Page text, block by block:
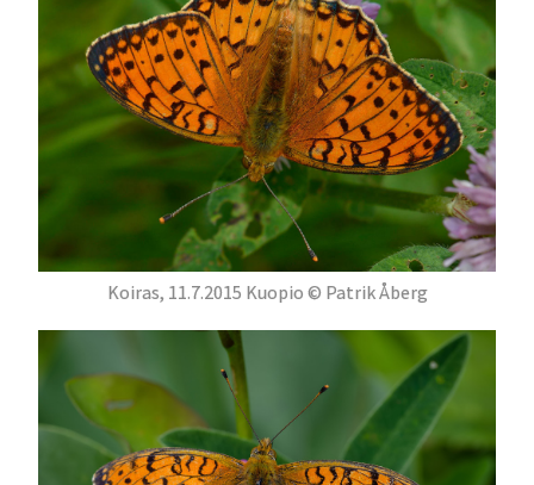
Koiras, 11.7.2015 Kuopio © Patrik Åberg